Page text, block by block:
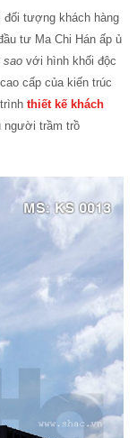
tượng khách hàng
tư Ma Chi Hán ấp ủ
sao với hình khối độc
cấp của kiến trúc
thiết kế khách
người trầm trồ